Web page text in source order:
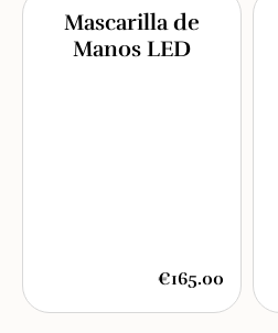
Mascarilla de
Manos LED
€165.00